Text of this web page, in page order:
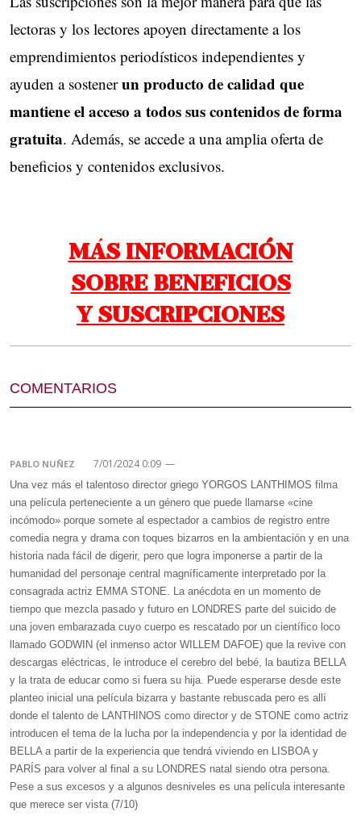
lectoras y los lectores apoyen directamente a los
emprendimientos periodísticos independientes y
ayuden a sostenerun producto de calidad que
mantiene el acceso a todos sus contenidos de forma
gratuita. Además, se accede a una amplia oferta de
beneficios y contenidos exclusivos.
MÁS INFORMACIÓN
SOBRE BENEFICIOS
Y SUSCRIPCIONES
COMENTARIOS
PABLO NUÑEZ 7/01/2024 0:09 —
Una vez más el talentoso director griego YORGOS LANTHIMOS filma
una película perteneciente a un género que puede llamarse «cine
incómodo» porque somete al espectador a cambios de registro entre
comedia negra y drama con toques bizarros en la ambientación y en una
historia nada fácil de digerir, pero que logra imponerse a partir de la
humanidad del personaje central magníficamente interpretado por la
consagrada actriz EMMA STONE. La anécdota en un momento de
tiempo que mezcla pasado y futuro en LONDRES parte del suicido de
una joven embarazada cuyo cuerpo es rescatado por un científico loco
llamado GODWIN (el inmenso actor WILLEM DAFOE) que la revive con
descargas eléctricas, le introduce el cerebro del bebé, la bautiza BELLA
y la trata de educar como si fuera su hija. Puede esperarse desde este
planteo inicial una película bizarra y bastante rebuscada pero es allí
donde el talento de LANTHINOS como director y de STONE como actriz
introducen el tema de la lucha por la independencia y por la identidad de
BELLA a partir de la experiencia que tendrá viviendo en LISBOA y
PARÍS para volver al final a su LONDRES natal siendo otra persona.
Pese a sus excesos y a algunos desniveles es una película interesante
que merece ser vista (7/10)